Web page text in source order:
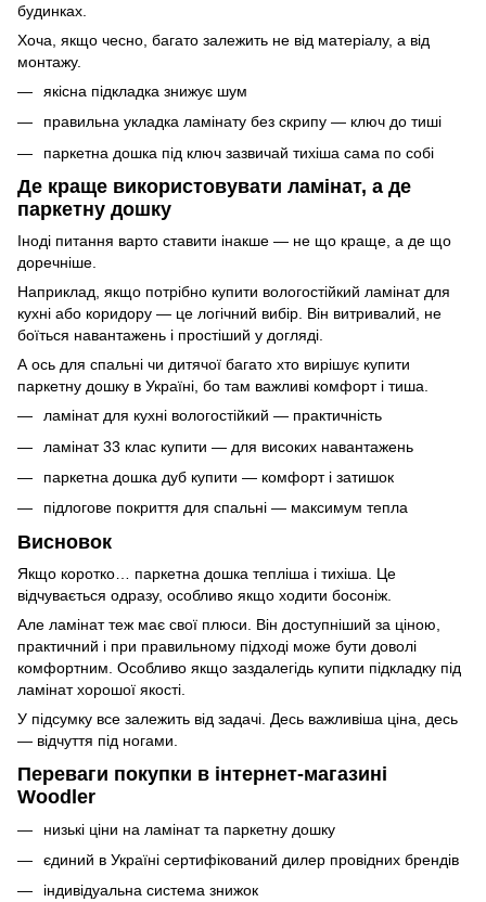
будинках.
Хоча, якщо чесно, багато залежить не від матеріалу, а від
монтажу.
якісна підкладка знижує шум
правильна укладка ламінату без скрипу — ключ до тиші
паркетна дошка під ключ зазвичай тихіша сама по собі
Де краще використовувати ламінат, а де
паркетну дошку
Іноді питання варто ставити інакше — не що краще, а де що
доречніше.
Наприклад, якщо потрібно купити вологостійкий ламінат для
кухні або коридору — це логічний вибір. Він витривалий, не
боїться навантажень і простіший у догляді.
А ось для спальні чи дитячої багато хто вирішує купити
паркетну дошку в Україні, бо там важливі комфорт і тиша.
ламінат для кухні вологостійкий — практичність
ламінат 33 клас купити — для високих навантажень
паркетна дошка дуб купити — комфорт і затишок
підлогове покриття для спальні — максимум тепла
Висновок
Якщо коротко… паркетна дошка тепліша і тихіша. Це
відчувається одразу, особливо якщо ходити босоніж.
Але ламінат теж має свої плюси. Він доступніший за ціною,
практичний і при правильному підході може бути доволі
комфортним. Особливо якщо заздалегідь купити підкладку під
ламінат хорошої якості.
У підсумку все залежить від задачі. Десь важливіша ціна, десь
— відчуття під ногами.
Переваги покупки в інтернет-магазині
Woodler
низькі ціни на ламінат та паркетну дошку
єдиний в Україні сертифікований дилер провідних брендів
індивідуальна система знижок